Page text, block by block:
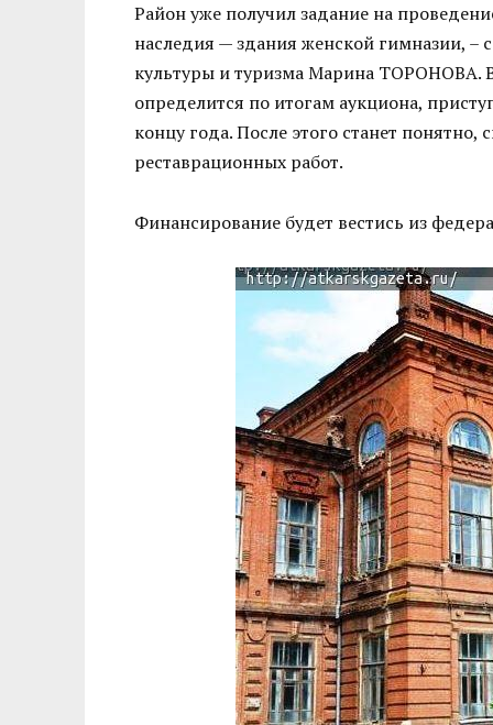
Район уже получил задание на
наследия — здания женской гимназии, –
культуры и туризма Марина ТОРОНОВА. В
определится по итогам аукциона,
концу года. После этого станет
реставрационных работ.
Финансирование будет вестись из